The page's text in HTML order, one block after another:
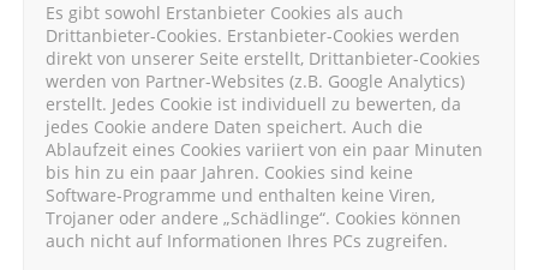
Es gibt sowohl Erstanbieter Cookies als auch
Drittanbieter-Cookies. Erstanbieter-Cookies werden
direkt von unserer Seite erstellt, Drittanbieter-Cookies
werden von Partner-Websites (z.B. Google Analytics)
erstellt. Jedes Cookie ist individuell zu bewerten, da
jedes Cookie andere Daten speichert. Auch die
Ablaufzeit eines Cookies variiert von ein paar Minuten
bis hin zu ein paar Jahren. Cookies sind keine
Software-Programme und enthalten keine Viren,
Trojaner oder andere „Schädlinge“. Cookies können
auch nicht auf Informationen Ihres PCs zugreifen.